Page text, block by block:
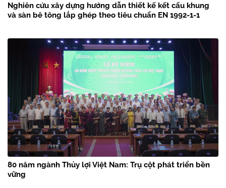
Nghiên cứu xây dựng hướng dẫn thiết kế kết cấu khung
và sàn bê tông lắp ghép theo tiêu chuẩn EN 1992-1-1
80 năm ngành Thủy lợi Việt Nam: Trụ cột phát triển bền
vững